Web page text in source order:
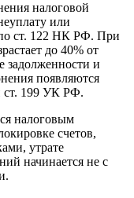
налоговой
или
ст. 122 НК РФ. При
до 40% от
и
появляются
ст. 199 УК РФ.
налоговым
счетов,
утрате
начинается не с